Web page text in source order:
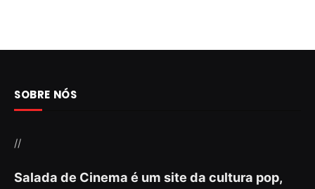
SOBRE NÓS
//
Salada de Cinema é um site da cultura pop,